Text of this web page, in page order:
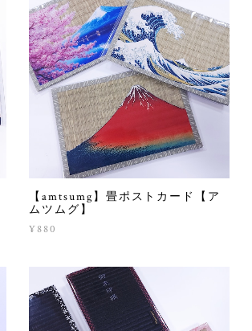
【amtsumg】畳ポストカード【ア
ムツムグ】
¥880